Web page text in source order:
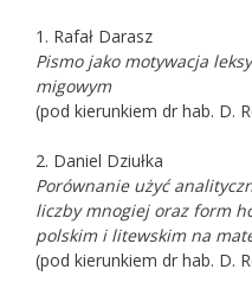
1. Rafał Darasz
Pismo jako motywacja
migowym
(pod kierunkiem dr hab. D.
2. Daniel Dziułka
Porównanie użyć
liczby mnogiej oraz form
polskim i litewskim na
(pod kierunkiem dr hab. D.